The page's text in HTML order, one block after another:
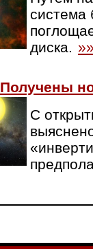
система
диска.
Получены
С